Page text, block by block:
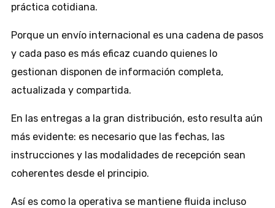
práctica cotidiana.
Porque un envío internacional es una cadena de pasos
y cada paso es más eficaz cuando quienes lo
gestionan disponen de información completa,
actualizada y compartida.
En las entregas a la gran distribución, esto resulta aún
más evidente: es necesario que las fechas, las
instrucciones y las modalidades de recepción sean
coherentes desde el principio.
Así es como la operativa se mantiene fluida incluso